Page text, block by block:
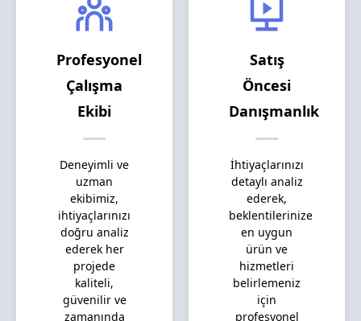
Profesyonel
Çalışma
Ekibi
Deneyimli ve
uzman
ekibimiz,
ihtiyaçlarınızı
doğru analiz
ederek her
projede
kaliteli,
güvenilir ve
zamanında
Satış
Öncesi
Danışmanlık
İhtiyaçlarınızı
detaylı analiz
ederek,
beklentilerinize
en uygun
ürün ve
hizmetleri
belirlemeniz
için
profesyonel